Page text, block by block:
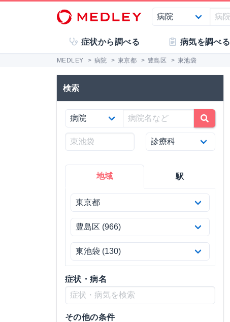
症状から調べる 病気を調べる
MEDLEY > 病院 > 東京都 > 豊島区 > 東池袋
検索
地域 駅
症状・病名
その他の条件